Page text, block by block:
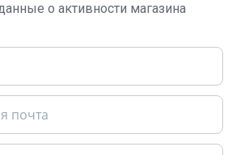
о активности магазина